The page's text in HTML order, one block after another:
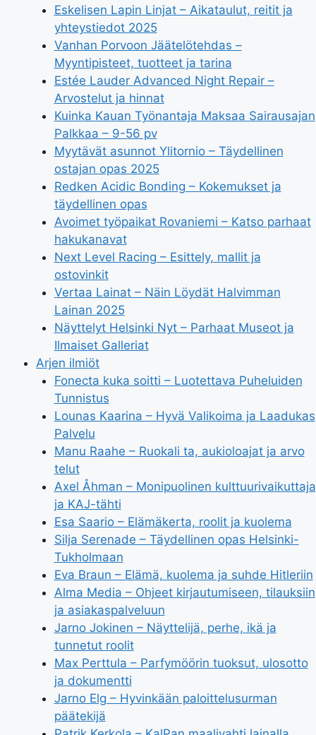
Eskelisen Lapin Linjat – Aikataulut, reitit ja
yhteystiedot 2025
Vanhan Porvoon Jäätelötehdas –
Myyntipisteet, tuotteet ja tarina
Estée Lauder Advanced Night Repair –
Arvostelut ja hinnat
Kuinka Kauan Työnantaja Maksaa Sairausajan
Palkkaa – 9-56 pv
Myytävät asunnot Ylitornio – Täydellinen
ostajan opas 2025
Redken Acidic Bonding – Kokemukset ja
täydellinen opas
Avoimet työpaikat Rovaniemi – Katso parhaat
hakukanavat
Next Level Racing – Esittely, mallit ja
ostovinkit
Vertaa Lainat – Näin Löydät Halvimman
Lainan 2025
Näyttelyt Helsinki Nyt – Parhaat Museot ja
Ilmaiset Galleriat
Arjen ilmiöt
Fonecta kuka soitti – Luotettava Puheluiden
Tunnistus
Lounas Kaarina – Hyvä Valikoima ja Laadukas
Palvelu
Manu Raahe – Ruokali ta, aukioloajat ja arvo
telut
Axel Åhman – Monipuolinen kulttuurivaikuttaja
ja KAJ-tähti
Esa Saario – Elämäkerta, roolit ja kuolema
Silja Serenade – Täydellinen opas Helsinki-
Tukholmaan
Eva Braun – Elämä, kuolema ja suhde Hitleriin
Alma Media – Ohjeet kirjautumiseen, tilauksiin
ja asiakaspalveluun
Jarno Jokinen – Näyttelijä, perhe, ikä ja
tunnetut roolit
Max Perttula – Parfymöörin tuoksut, ulosotto
ja dokumentti
Jarno Elg – Hyvinkään paloittelusurman
päätekijä